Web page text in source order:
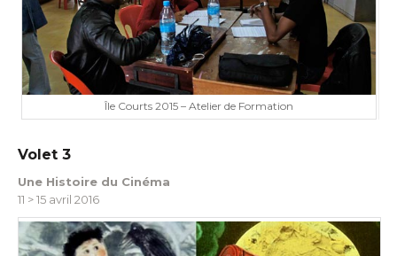
Île Courts 2015 – Atelier de Formation
Volet 3
Une Histoire du Cinéma
11 > 15 avril 2016